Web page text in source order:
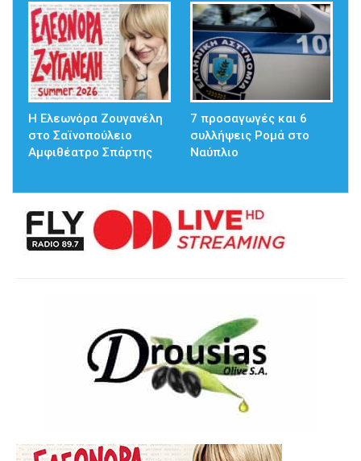
Η Ελεωνόρα Ζουγανέλη
στο Σαϊνοπούλειο
Αμφιθέατρο Σπάρτης
7 προσαγωγές και 6
συλλήψεις Ρομά στο
Ναύπλιο